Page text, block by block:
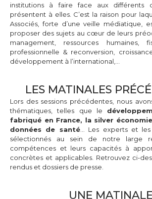
institutions à faire face aux différents
présentent à elles. C’est la raison pour
Associés, forte d’une veille médiatique,
proposer des sujets au cœur de leurs
management, ressources humaines,
professionnelle & reconversion,
développement à l’international,…
LES MATINALES
Lors des sessions précédentes, nous
thématiques, telles que le
fabriqué en France, la silver
données de santé… Les experts et les
sélectionnés au sein de notre large
compétences et leurs capacités à
concrètes et applicables. Retrouvez ci-
rendus et dossiers de presse.
UNE MATINALE